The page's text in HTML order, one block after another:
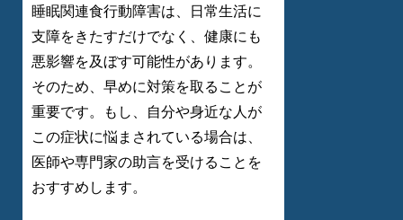
睡眠関連食行動障害は、日常生活に
支障をきたすだけでなく、健康にも
悪影響を及ぼす可能性があります。
そのため、早めに対策を取ることが
重要です。もし、自分や身近な人が
この症状に悩まされている場合は、
医師や専門家の助言を受けることを
おすすめします。